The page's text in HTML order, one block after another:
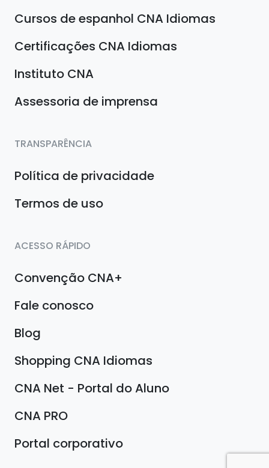
Cursos de espanhol CNA Idiomas
Certificações CNA Idiomas
Instituto CNA
Assessoria de imprensa
TRANSPARÊNCIA
Política de privacidade
Termos de uso
ACESSO RÁPIDO
Convenção CNA+
Fale conosco
Blog
Shopping CNA Idiomas
CNA Net - Portal do Aluno
CNA PRO
Portal corporativo